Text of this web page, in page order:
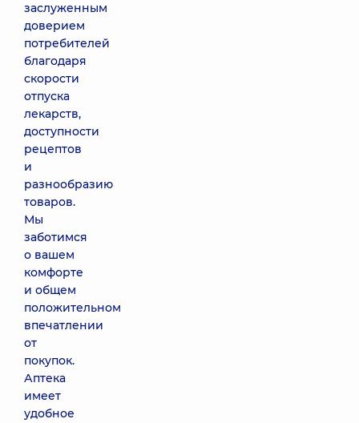
заслуженным
доверием
потребителей
благодаря
скорости
отпуска
лекарств,
доступности
рецептов
и
разнообразию
товаров.
Мы
заботимся
о вашем
комфорте
и общем
положительном
впечатлении
от
покупок.
Аптека
имеет
удобное